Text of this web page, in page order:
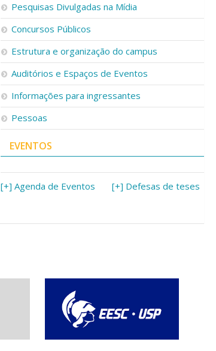
Pesquisas Divulgadas na Mídia
Concursos Públicos
Estrutura e organização do campus
Auditórios e Espaços de Eventos
Informações para ingressantes
Pessoas
EVENTOS
[+] Agenda de Eventos [+] Defesas de teses